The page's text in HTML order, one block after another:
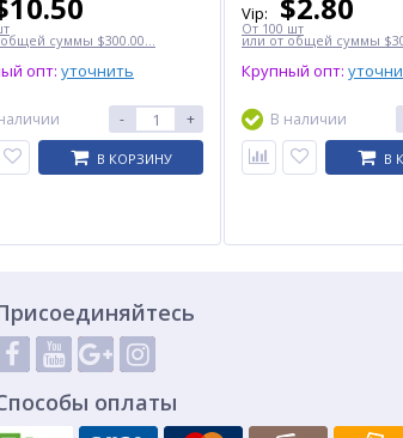
суммы $300.00...
опт: уточнить
- +
В КОРЗИНУ
Vip:
От 100 шт
или от общей суммы
Крупный опт:
В наличии
В
оплаты